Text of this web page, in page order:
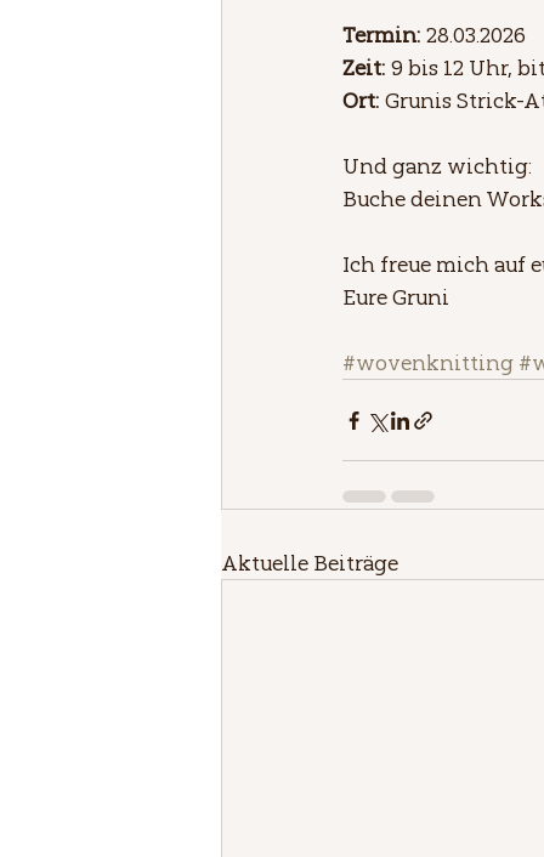
Termin: 28.03.2026
Zeit: 9 bis 12 Uhr,
Ort: Grunis Strick-
Und ganz wichtig:
Buche deinen
Ich freue mich auf
Eure Gruni
#wovenknitting
Aktuelle Beiträge